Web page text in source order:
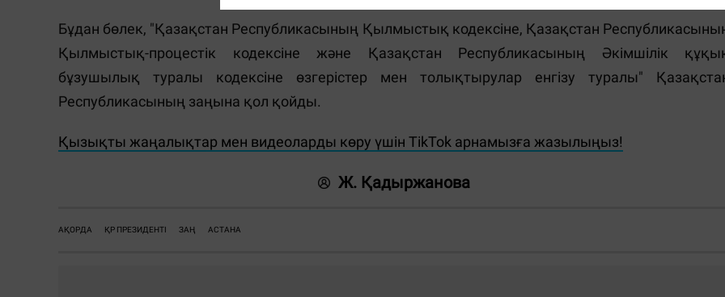
Бұдан бөлек, "Қазақстан Республикасының Қылмыстық кодексіне, Қазақстан
Қылмыстық-процестік кодексіне және Қазақстан Республикасының Әкімшілік
бұзушылық туралы кодексіне өзгерістер мен толықтырулар енгізу туралы"
Республикасының заңына қол қойды.
Қызықты жаңалықтар мен видеоларды көру үшін TikTok арнамызға жазылыңыз!
Ж. Қадыржанова
АҚОРДА ҚР ПРЕЗИДЕНТІ ЗАҢ АСТАНА